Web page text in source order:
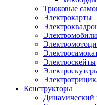
Трюковые
Электрокарты
Электромобили
Электроскейты
Конструкторы
Динамический